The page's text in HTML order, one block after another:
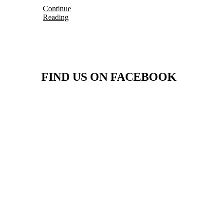
Continue
Reading
FIND US ON FACEBOOK